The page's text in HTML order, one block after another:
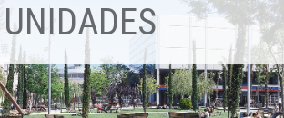
UNIDADES